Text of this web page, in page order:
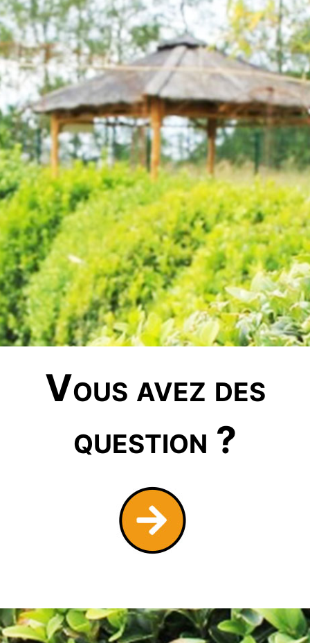
Vous avez des
question ?